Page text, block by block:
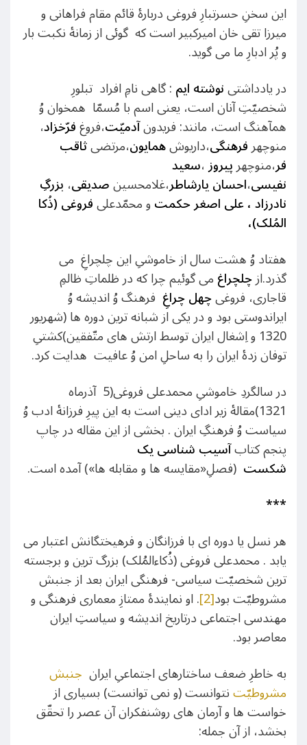
این سخنِ حسرتبارِ فروغی دربارۀ قائم ‌مقام فراهانی و
میرزا تقی خان امیرکبیر است که گوئی از زمانۀ نکبت بار
و پُر ادبارِ ما می گوید.
در یادداشتینوشته ایم: گاهی نامِ افراد تبلورِ
شخصیّتِ آنان است، یعنی اسم با مُسمّا همخوان وُ
همآهنگ است، مانند: فریدونآدمیّت،فروغفرّخزاد،
منوچهرفرهنگی،داریوشهمایون،مرتضیثاقب
فر،منوچهرپیروز،سعید
نفیسی،احسانیارشاطر،غلامحسینصدیقی، بزرگِ
نادرزاد ، علی اصغر حکمتو محمّدعلیفروغی (ذُکا
المُلک)،
هفتاد وُ هشت سال از خاموشیِ این چلچراغِ می
گذرد.ازچلچراغمی گوئیم چرا که در ظلماتِ ظالمِ
قاجاری، فروغیچهل چراغِ فرهنگ وُ اندیشه وُ
ایراندوستی بود و در یکی از شبانه ترین دوره ها (شهریور
1320 و اِشغال ایران توسط ارتش های متّفقین)کشتیِ
توفان زدۀ ایران را به ساحلِ امن وُ عافیت هدایت کرد.
در سالگردِ خاموشیِ محمدعلی فروغی(5 آذرماه
1321)مقالۀ زیر ادای دینی است به این پیرِ فرزانۀ ادب وُ
سیاست وُ فرهنگِ ایران . بخشی از این مقاله در چاپ
پنجم کتابآسیب شناسی یک
شکست (فصلِ«مقایسه ها و مقابله ها») آمده است.
***
هر نسل یا دوره ‌ای با فرزانگان و فرهیختگانش اعتبار می
یابد . محمدعلی فروغی (ذُکاءالمُلک) بزرگ ترین و برجسته
ترین شخصیّت سیاسی- فرهنگی ایران بعد از جنبش
مشروطیّت بود[2] . او نمایندۀ ممتازِ معماری فرهنگی و
مهندسی اجتماعی درتاریخ اندیشه و سیاستِ ایران
معاصر بود.
به خاطرِ ضعف ساختارهای اجتماعیِ ایران جنبش
مشروطیّتنتوانست (و نمی توانست) بسیاری از
خواست ها و آرمان های روشنفکران آن عصر را تحقّق
بخشد، از آن جمله: